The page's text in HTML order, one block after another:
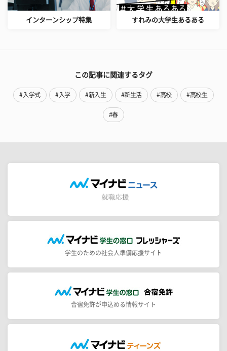
インターンシップ特集 すれみの大学生あるある
この記事に関連するタグ
#入学式 #入学 #新入生 #新生活 #高校 #高校生
#春
学生のための社会人準備応援サイト
合宿免許が申込める情報サイト